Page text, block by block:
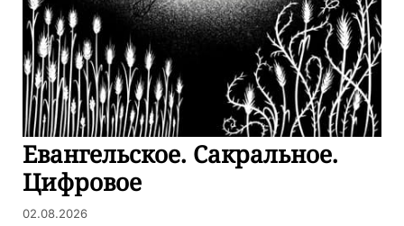
Евангельское. Сакральное.
Цифровое
02.08.2026